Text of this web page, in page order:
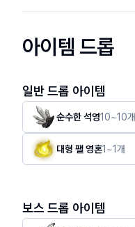
아이템 드롭
일반 드롭 아이템
순수한 석영10~10개
대형 팰 영혼1 ~1개
보스 드롭 아이템